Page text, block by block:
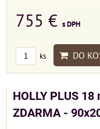
755 € s DPH
ks DO
HOLLY PLUS 18
ZDARMA -